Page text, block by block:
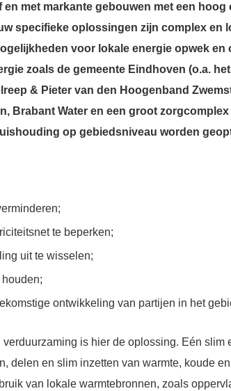
met markante gebouwen met een
specifieke oplossingen zijn complex en
voor lokale energie opwek en
zoals de gemeente Eindhoven (o.a.
& Pieter van den Hoogenband
Brabant Water en een groot
op gebiedsniveau worden
te beperken;
uit te wisselen;
ontwikkeling van partijen in het
is hier de oplossing. Eén slim
delen en slim inzetten van warmte, koude
van lokale warmtebronnen, zoals